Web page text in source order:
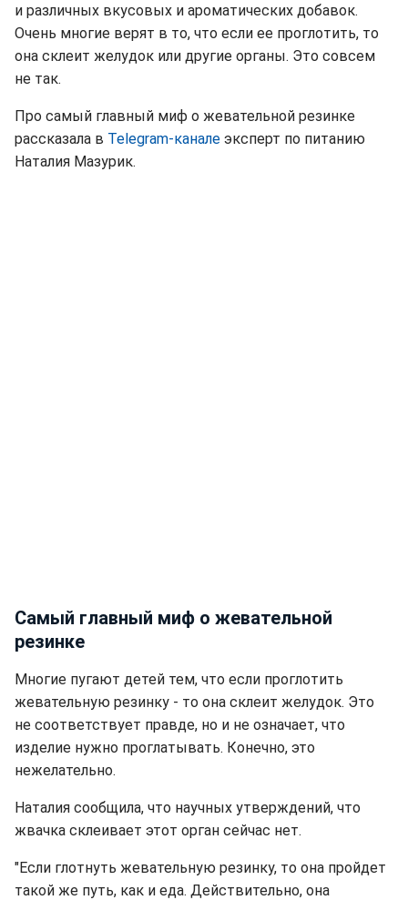
и различных вкусовых и ароматических добавок.
Очень многие верят в то, что если ее проглотить, то
она склеит желудок или другие органы. Это совсем
не так.
Про самый главный миф о жевательной резинке
рассказала в Telegram-канале эксперт по питанию
Наталия Мазурик.
Самый главный миф о жевательной
резинке
Многие пугают детей тем, что если проглотить
жевательную резинку - то она склеит желудок. Это
не соответствует правде, но и не означает, что
изделие нужно проглатывать. Конечно, это
нежелательно.
Наталия сообщила, что научных утверждений, что
жвачка склеивает этот орган сейчас нет.
"Если глотнуть жевательную резинку, то она пройдет
такой же путь, как и еда. Действительно, она